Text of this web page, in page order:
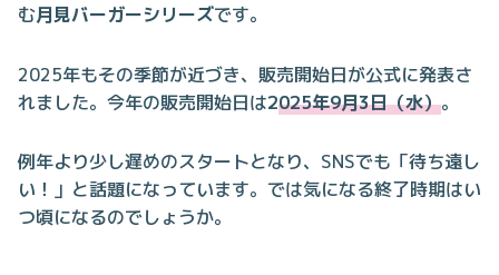
む月見バーガーシリーズです。
2025年もその季節が近づき、販売開始日が公式に発表さ
れました。今年の販売開始日は2025年9月3日（水）。
例年より少し遅めのスタートとなり、SNSでも「待ち遠し
い！」と話題になっています。では気になる終了時期はい
つ頃になるのでしょうか。